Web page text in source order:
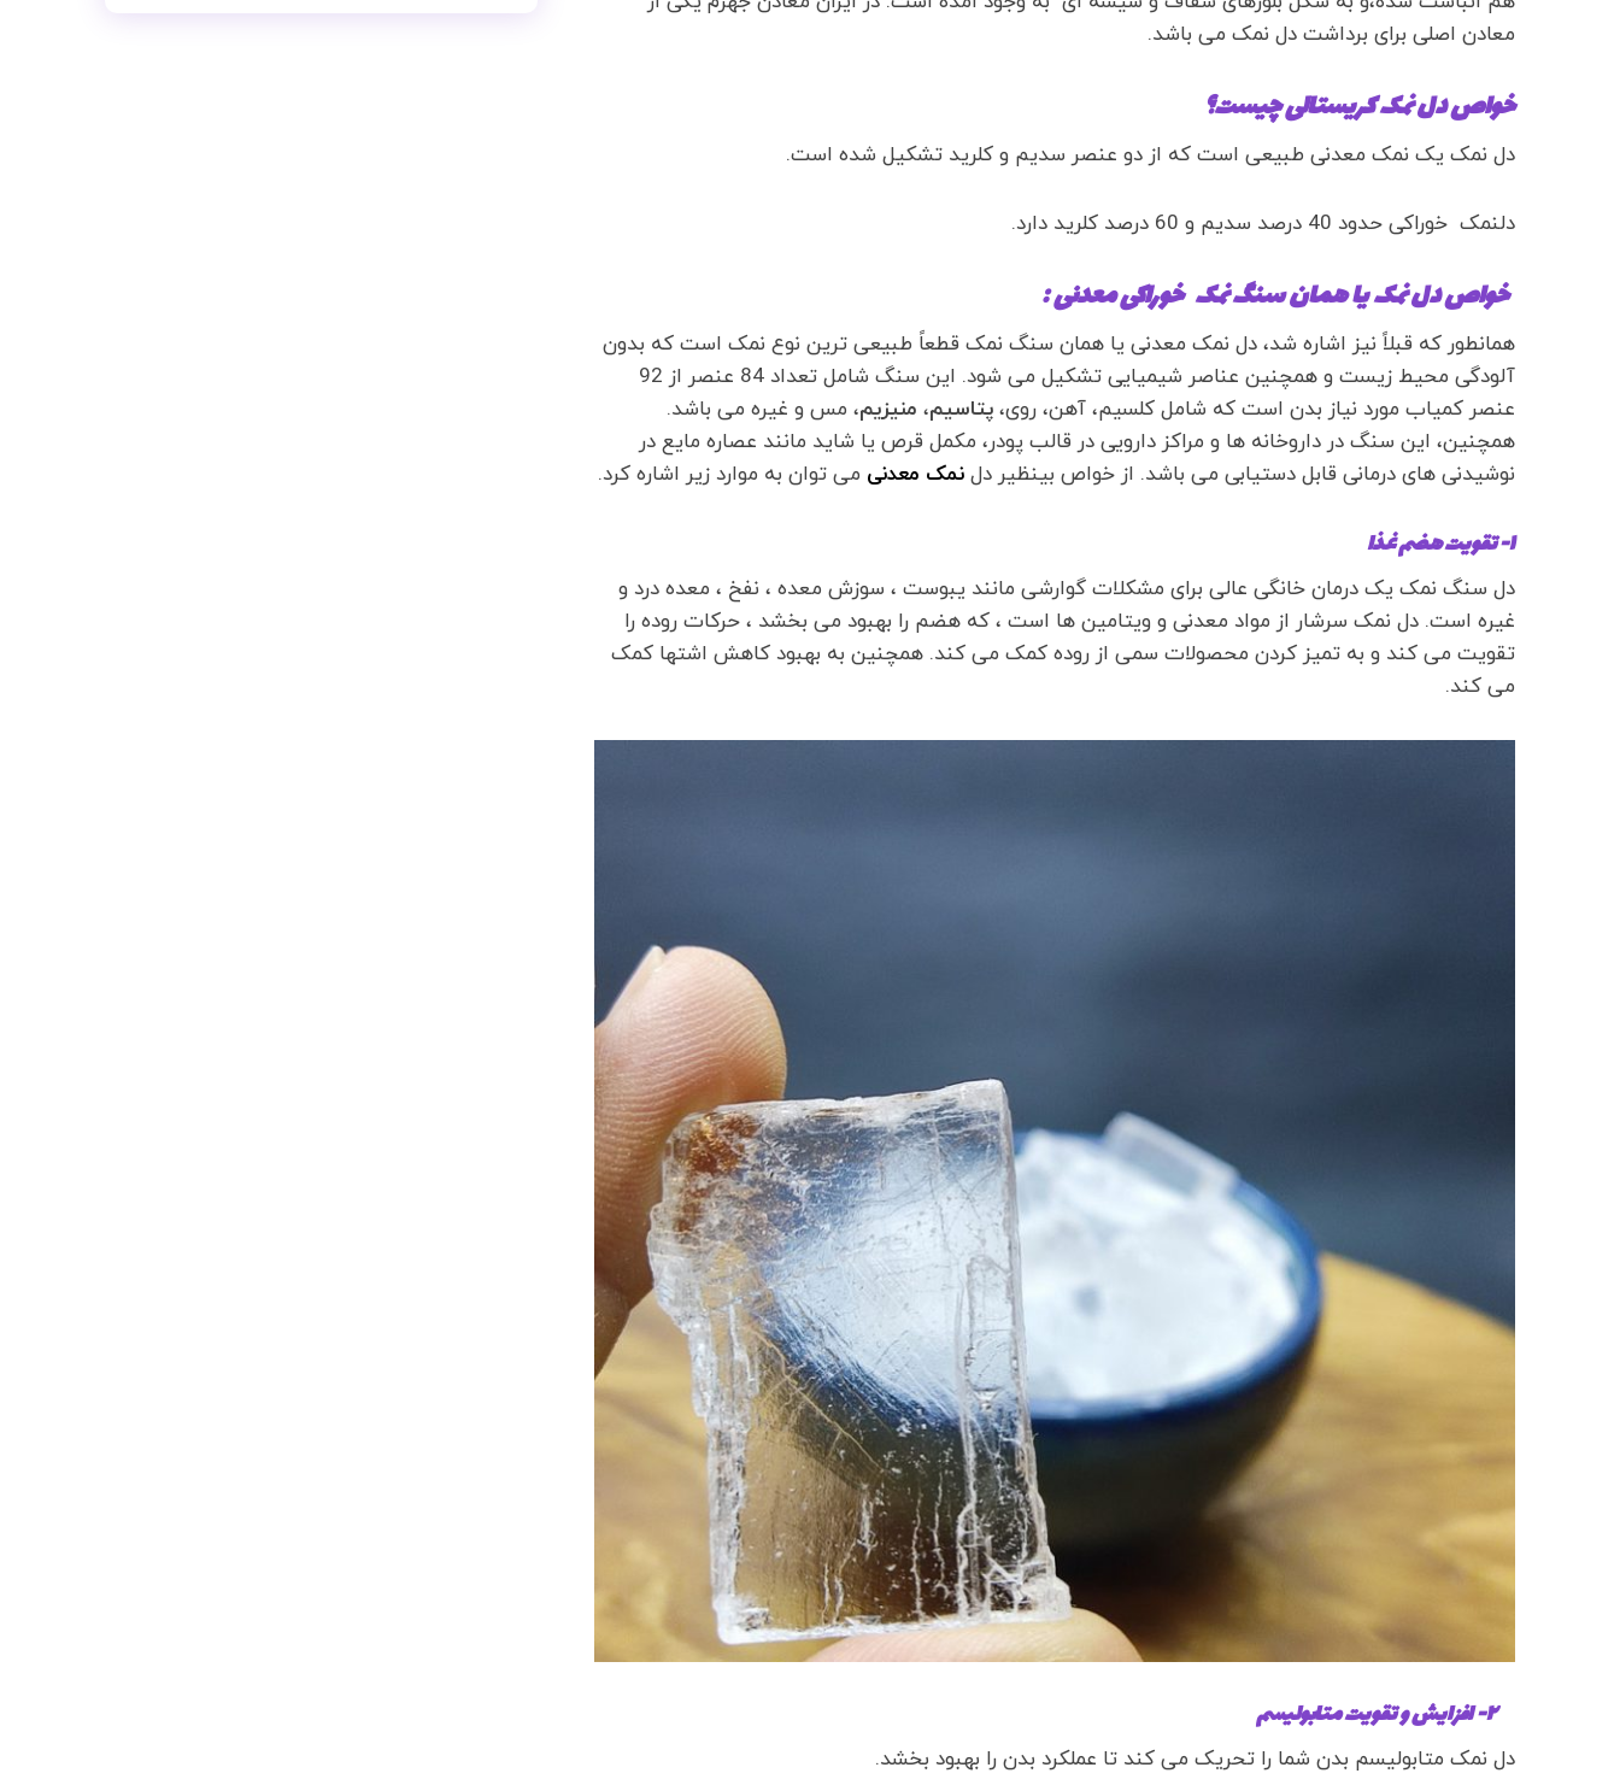
معادن اصلی برای برداشت دل نمک می باشد.
خواص دل نمک کریستالی چیست؟
دل نمک یک نمک معدنی طبیعی است که از دو عنصر سدیم و کلرید تشکیل شده است.
دلنمک خوراکی حدود 40 درصد سدیم و 60 درصد کلرید دارد.
خواص دل نمک یا همان سنگ نمک خوراکی معدنی :
همانطور که قبلاً نیز اشاره شد، دل نمک معدنی یا همان سنگ نمک قطعاً طبیعی ترین نوع نمک است که بدون
آلودگی محیط زیست و همچنین عناصر شیمیایی تشکیل می شود. این سنگ شامل تعداد 84 عنصر از 92
عنصر کمیاب مورد نیاز بدن است که شامل کلسیم، آهن، روی، پتاسیم، منیزیم، مس و غیره می باشد.
همچنین، این سنگ در داروخانه ها و مراکز دارویی در قالب پودر، مکمل قرص یا شاید مانند عصاره مایع در
نوشیدنی های درمانی قابل دستیابی می باشد. از خواص بینظیر دل نمک معدنی می توان به موارد زیر اشاره کرد.
۱- تقویت هضم غذا
دل سنگ نمک یک درمان خانگی عالی برای مشکلات گوارشی مانند یبوست ، سوزش معده ، نفخ ، معده درد و
غیره است. دل نمک سرشار از مواد معدنی و ویتامین ها است ، که هضم را بهبود می بخشد ، حرکات روده را
تقویت می کند و به تمیز کردن محصولات سمی از روده کمک می کند. همچنین به بهبود کاهش اشتها کمک
می کند.
۲- افزایش و تقویت متابولیسم
دل نمک متابولیسم بدن شما را تحریک می کند تا عملکرد بدن را بهبود بخشد.